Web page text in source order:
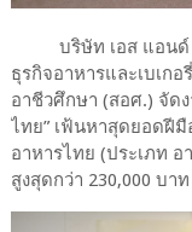
บริษัท เอส แอนด์ พี
ธุรกิจอาหารและเบเก
อาชีวศึกษา (สอศ.) จัด
ไทย” เฟ้นหาสุดยอดฝี
อาหารไทย (ประเภท อ
สูงสุดกว่า 230,000 บ